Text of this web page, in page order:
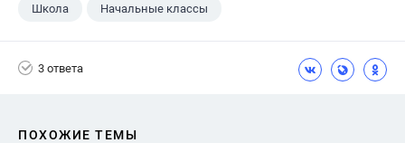
Школа Начальные классы
3 ответа
ПОХОЖИЕ ТЕМЫ